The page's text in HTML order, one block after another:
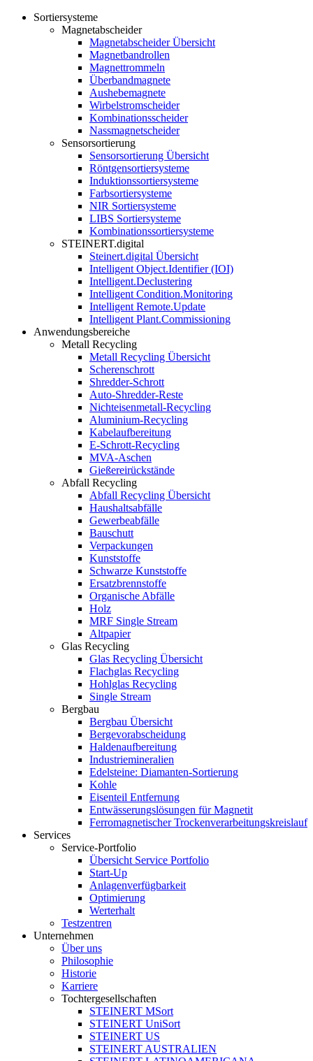
Sortiersysteme
Magnetabscheider
Magnetabscheider Übersicht
Magnetbandrollen
Magnettrommeln
Überbandmagnete
Aushebemagnete
Wirbelstromscheider
Kombinationsscheider
Nassmagnetscheider
Sensorsortierung
Sensorsortierung Übersicht
Röntgensortiersysteme
Induktionssortiersysteme
Farbsortiersysteme
NIR Sortiersysteme
LIBS Sortiersysteme
Kombinationssortiersysteme
STEINERT.digital
Steinert.digital Übersicht
Intelligent Object.Identifier (IOI)
Intelligent.Declustering
Intelligent Condition.Monitoring
Intelligent Remote.Update
Intelligent Plant.Commissioning
Anwendungsbereiche
Metall Recycling
Metall Recycling Übersicht
Scherenschrott
Shredder-Schrott
Auto-Shredder-Reste
Nichteisenmetall-Recycling
Aluminium-Recycling
Kabelaufbereitung
E-Schrott-Recycling
MVA-Aschen
Gießereirückstände
Abfall Recycling
Abfall Recycling Übersicht
Haushaltsabfälle
Gewerbeabfälle
Bauschutt
Verpackungen
Kunststoffe
Schwarze Kunststoffe
Ersatzbrennstoffe
Organische Abfälle
Holz
MRF Single Stream
Altpapier
Glas Recycling
Glas Recycling Übersicht
Flachglas Recycling
Hohlglas Recycling
Single Stream
Bergbau
Bergbau Übersicht
Bergevorabscheidung
Haldenaufbereitung
Industriemineralien
Edelsteine: Diamanten-Sortierung
Kohle
Eisenteil Entfernung
Entwässerungslösungen für Magnetit
Ferromagnetischer Trockenverarbeitungskreislauf
Services
Service-Portfolio
Übersicht Service Portfolio
Start-Up
Anlagenverfügbarkeit
Optimierung
Werterhalt
Testzentren
Unternehmen
Über uns
Philosophie
Historie
Karriere
Tochtergesellschaften
STEINERT MSort
STEINERT UniSort
STEINERT US
STEINERT AUSTRALIEN